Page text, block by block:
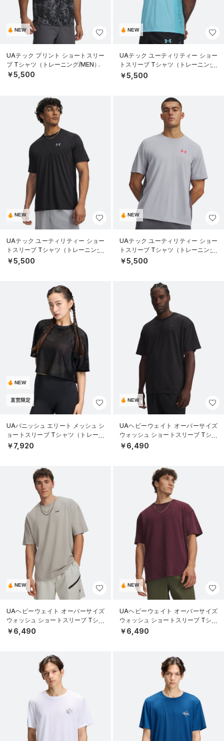
NEW
UAテック プリント ショートスリー
ブ Tシャツ（トレーニング/MEN）
￥5,500
NEW
UAテック ユーティリティー ショー
トスリーブ Tシャツ（トレーニング/
MEN）
￥5,500
NEW
UAテック ユーティリティー ショー
トスリーブ Tシャツ（トレーニング/
MEN）
￥5,500
NEW
UAテック ユーティリティー ショー
トスリーブ Tシャツ（トレーニング/
MEN）
￥5,500
NEW
直営限定
UAバニッシュ エリート メッシュ シ
ョートスリーブ Tシャツ（トレーニ
ング/WOMEN）
￥7,920
NEW
UAヘビーウェイト オーバーサイズ
ウォッシュ ショートスリーブ Tシャ
ツ（ライフスタイル/MEN）
￥6,490
NEW
UAヘビーウェイト オーバーサイズ
ウォッシュ ショートスリーブ Tシャ
ツ（ライフスタイル/MEN）
￥6,490
NEW
UAヘビーウェイト オーバーサイズ
ウォッシュ ショートスリーブ Tシャ
ツ（ライフスタイル/MEN）
￥6,490